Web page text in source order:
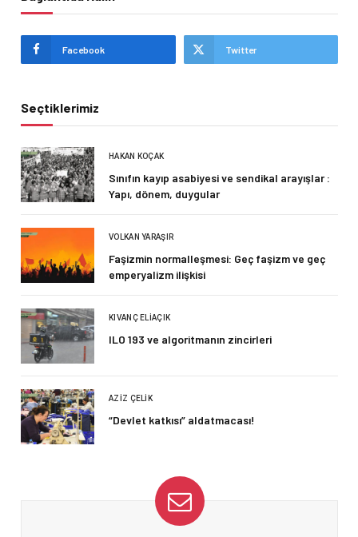
Facebook Twitter
Seçtiklerimiz
HAKAN KOÇAK
Sınıfın kayıp asabiyesi ve sendikal arayışlar :
Yapı, dönem, duygular
VOLKAN YARAŞIR
Faşizmin normalleşmesi: Geç faşizm ve geç
emperyalizm ilişkisi
KIVANÇ ELIAÇIK
ILO 193 ve algoritmanın zincirleri
AZIZ ÇELIK
“Devlet katkısı” aldatmacası!